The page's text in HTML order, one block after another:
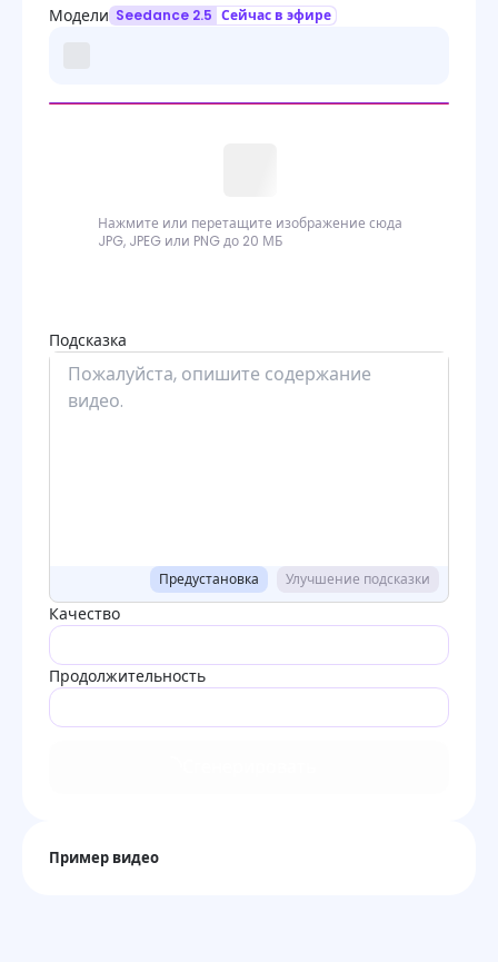
Модели Seedance 2.5 Сейчас в эфире
Нажмите или перетащите изображение сюда
JPG, JPEG или PNG до 20 МБ
Подсказка
Предустановка Улучшение подсказки
Качество
Продолжительность
Пример видео